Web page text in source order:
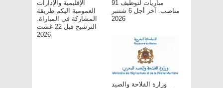
الإقليمية والإدارات
العمومية اليكم طريقة
المشاركة في المباراة.
الترشيح قبل 22 غشت
2026
مباريات لتوظيف 91
مناصب. آخر أجل 6 شتنبر
2026
وزارة الفلاحة والصيد